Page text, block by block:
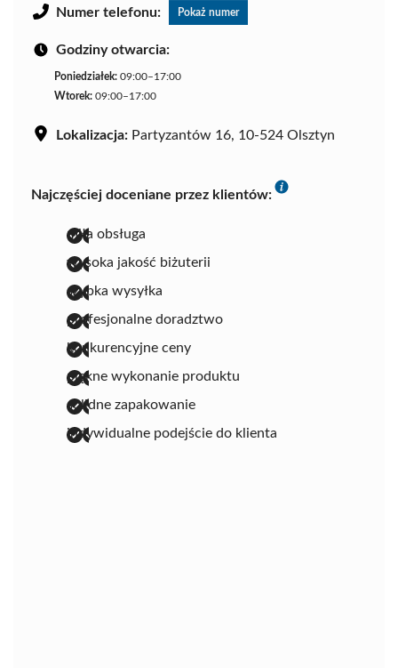
Numer telefonu: Pokaż numer
Godziny otwarcia:
Poniedziałek: 09:00–17:00
Wtorek: 09:00–17:00
Lokalizacja: Partyzantów 16, 10-524 Olsztyn
Najczęściej doceniane przez klientów:
miła obsługa
wysoka jakość biżuterii
szybka wysyłka
profesjonalne doradztwo
konkurencyjne ceny
piękne wykonanie produktu
solidne zapakowanie
indywidualne podejście do klienta